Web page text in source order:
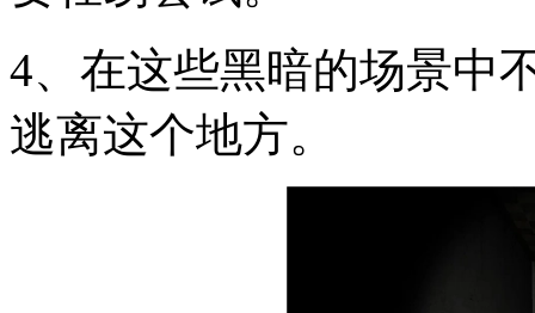
4、在这些黑暗的场景中
逃离这个地方。